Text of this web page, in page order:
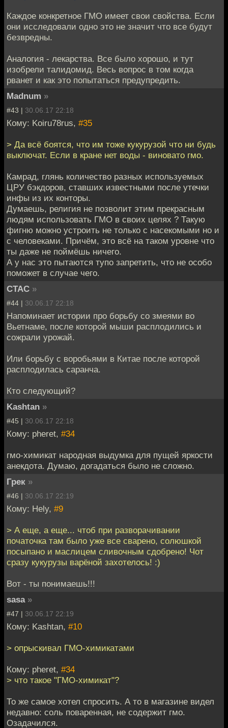
Каждое конкретное ГМО имеет свои свойства. Если
они исследовали одно это не значит что все будут
безвредны.
Аналогия - лекарства. Все было хорошо, и тут
изобрели талидомид. Весь вопрос в том когда
рванет и как это попытаться предупредить.
Madnum »
#43 | 30.06.17 22:18
Кому: Koiru78rus, #35
> Да всё боятся, что им тоже кукурузой что ни будь
выключат. Если в кране нет воды - виновато гмо.
Камрад, глянь количество разных используемых
ЦРУ бэкдоров, ставших известными после утечки
инфы из их конторы.
Думаешь, религия не позволит этим прекрасным
людям использовать ГМО в своих целях ? Такую
фигню можно устроить не только с насекомыми но и
с человеками. Причём, это всё на таком уровне что
ты даже не поймёшь ничего.
А у нас это пытаются тупо запретить, что не особо
поможет в случае чего.
CTAC »
#44 | 30.06.17 22:18
Напоминает истории про борьбу со змеями во
Вьетнаме, после которой мыши расплодились и
сожрали урожай.
Или борьбу с воробьями в Китае после которой
расплодилась саранча.
Кто следующий?
Kashtan »
#45 | 30.06.17 22:18
Кому: pheret, #34
гмо-химикат народная выдумка для пущей яркости
анекдота. Думаю, догадаться было не сложно.
Грек »
#46 | 30.06.17 22:19
Кому: Hely, #9
> А еще, а еще... чтоб при разворачивании
початочка там было уже все сварено, солюшкой
посыпано и маслицем сливочным сдобрено! Чот
сразу кукурузы варёной захотелось! :)
Вот - ты понимаешь!!!
sasa »
#47 | 30.06.17 22:19
Кому: Kashtan, #10
> опрыскивал ГМО-химикатами
Кому: pheret, #34
> что такое "ГМО-химикат"?
То же самое хотел спросить. А то в магазине видел
недавно: соль поваренная, не содержит гмо.
Озадачился.